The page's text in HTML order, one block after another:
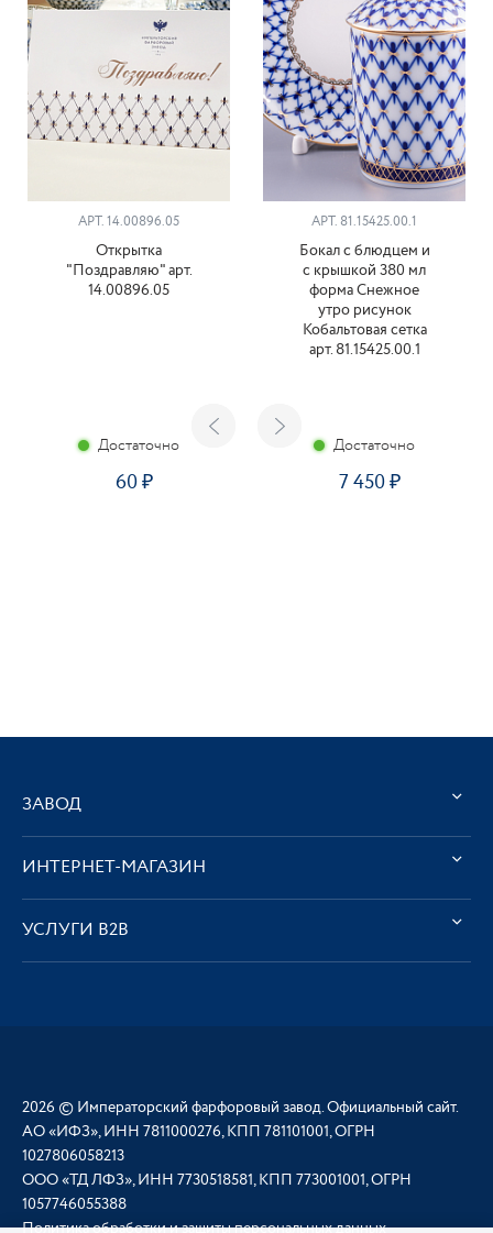
АРТ. 14.00896.05
Открытка
"Поздравляю" арт.
14.00896.05
Достаточно
60
АРТ. 81.15425.00.1
Бокал с блюдцем и
с крышкой 380 мл
форма Снежное
утро рисунок
Кобальтовая сетка
арт. 81.15425.00.1
Достаточно
7 450
ЗАВОД
ИНТЕРНЕТ-МАГАЗИН
УСЛУГИ В2В
2026 © Императорский фарфоровый завод. Официальный сайт.
АО «ИФЗ», ИНН 7811000276, КПП 781101001, ОГРН
1027806058213
ООО «ТД ЛФЗ», ИНН 7730518581, КПП 773001001, ОГРН
1057746055388
Политика обработки и защиты персональных данных